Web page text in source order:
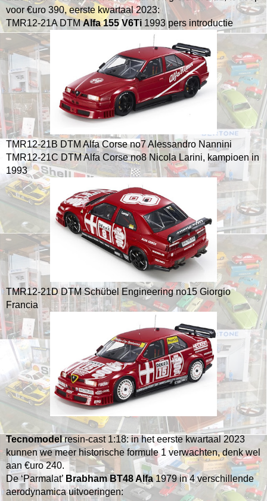
voor €uro 390, eerste kwartaal 2023:
TMR12-21A DTMAlfa 155 V6Ti 1993 pers introductie
TMR12-21B DTM Alfa Corse no7 Alessandro Nannini
TMR12-21C DTM Alfa Corse no8 Nicola Larini, kampioen in
1993
TMR12-21D DTM Schübel Engineering no15 Giorgio
Francia
Tecnomodelresin-cast 1:18: in het eerste kwartaal 2023
kunnen we meer historische formule 1 verwachten, denk wel
aan €uro 240.
De ‘Parmalat’ Brabham BT48 Alfa1979 in 4 verschillende
aerodynamica uitvoeringen: